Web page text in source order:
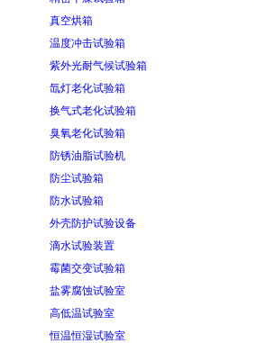
真空烘箱
温度冲击试验箱
紫外光耐气候试验箱
氙灯老化试验箱
换气式老化试验箱
臭氧老化试验箱
防锈油脂试验机
防尘试验箱
防水试验箱
外壳防护试验设备
滴水试验装置
霉菌交变试验箱
盐雾腐蚀试验室
高低温试验室
恒温恒湿试验室